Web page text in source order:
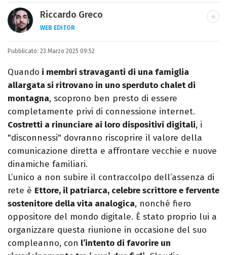
Riccardo Greco
WEB EDITOR
LINKEDIN
Si avvicina all'editoria studiando all'IED
come Fashion Editor. Si specializza poi in
Comunicazione digitale, Giornalismo e
Nuovi media presso La Sapienza,
collaborando con alcune testate ed uffici
stampa.
Pubblicato: 23 Marzo 2025 09:52
Quando i membri stravaganti di una famiglia
allargata si ritrovano in uno sperduto chalet di
montagna, scoprono ben presto di essere
completamente privi di connessione internet.
Costretti a rinunciare ai loro dispositivi digitali, i
"disconnessi" dovranno riscoprire il valore della
comunicazione diretta e affrontare vecchie e nuove
dinamiche familiari.
L’unico a non subire il contraccolpo dell’assenza di
rete è Ettore, il patriarca, celebre scrittore e fervente
sostenitore della vita analogica, nonché fiero
oppositore del mondo digitale. È stato proprio lui a
organizzare questa riunione in occasione del suo
compleanno, con l’intento di favorire un